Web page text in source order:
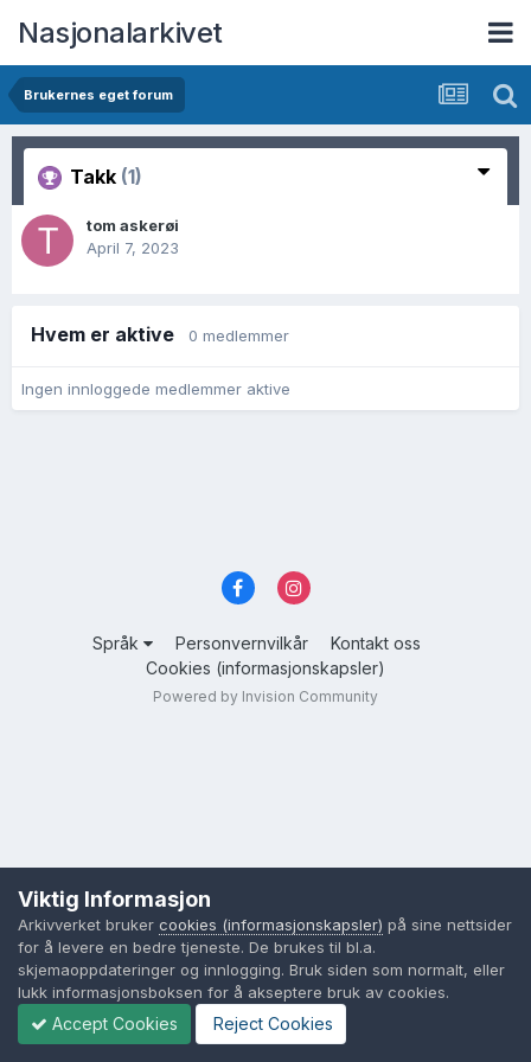
Nasjonalarkivet
Brukernes eget forum
Takk (1)
tom askerøi
April 7, 2023
Hvem er aktive 0 medlemmer
Ingen innloggede medlemmer aktive
Språk Personvernvilkår
Kontakt oss
Cookies (informasjonskapsler)
Powered by Invision Community
Viktig Informasjon
Arkivverket bruker cookies (informasjonskapsler) på sine nettsider
for å levere en bedre tjeneste. De brukes til bl.a.
skjemaoppdateringer og innlogging. Bruk siden som normalt, eller
lukk informasjonsboksen for å akseptere bruk av cookies.
Accept Cookies Reject Cookies